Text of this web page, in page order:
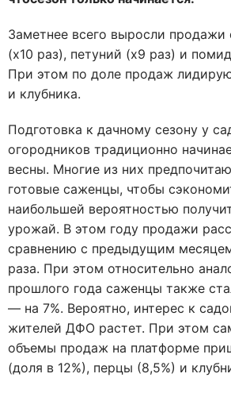
Заметнее всего выросли продажи
(х10 раз), петуний (х9 раз) и
При этом по доле продаж
и клубника.
Подготовка к дачному сезону у
огородников традиционно
весны. Многие из них
готовые саженцы, чтобы
наибольшей вероятностью
урожай. В этом году продажи
сравнению с предыдущим
раза. При этом относительно
прошлого года саженцы также
— на 7%. Вероятно, интерес к
жителей ДФО растет. При этом
объемы продаж на платформе
(доля в 12%), перцы (8,5%) и